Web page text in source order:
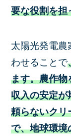
要な役割を担
太陽光発電農
わせることで
ます。農作物
収入の安定が
頼らないクリ
で、地球環境